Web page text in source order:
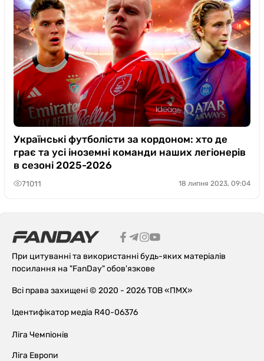
Українські футболісти за кордоном: хто де
грає та усі іноземні команди наших легіонерів
в сезоні 2025-2026
71011 18 липня 2023, 09:04
При цитуванні та використанні будь-яких матеріалів
посилання на "FanDay" обов'язкове
Всі права захищені © 2020 - 2026 ТОВ «ПМХ»
Ідентифікатор медіа R40-06376
Ліга Чемпіонів
Ліга Европи